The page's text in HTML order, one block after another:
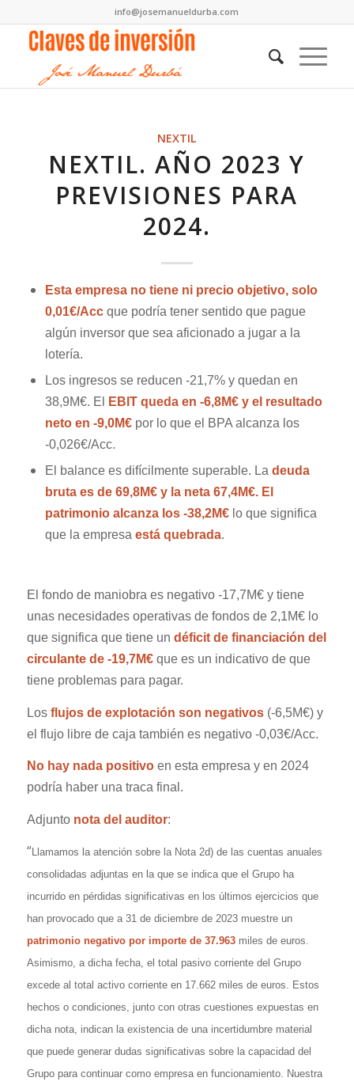
info@josemanueldurba.com
NEXTIL
NEXTIL. AÑO 2023 Y
PREVISIONES PARA
2024.
Esta empresa no tiene ni precio objetivo, solo
0,01€/Acc que podría tener sentido que pague
algún inversor que sea aficionado a jugar a la
lotería.
Los ingresos se reducen -21,7% y quedan en
38,9M€. El
EBIT queda en -6,8M€ y el resultado
neto en -9,0M€ por lo que el BPA alcanza los
-0,026€/Acc.
El balance es difícilmente superable. La deuda
bruta es de 69,8M€ y la neta 67,4M€. El
patrimonio alcanza los -38,2M€lo que significa
que la empresa está quebrada.
El fondo de maniobra es negativo -17,7M€ y tiene
unas necesidades operativas de fondos de 2,1M€ lo
que significa que tiene un déficit de financiación del
circulante de -19,7M€que es un indicativo de que
tiene problemas para pagar.
Los flujos de explotación son negativos (-6,5M€) y
el flujo libre de caja también es negativo -0,03€/Acc.
No hay nada positivoen esta empresa y en 2024
podría haber una traca final.
Adjunto nota del auditor:
“Llamamos la atención sobre la Nota 2d) de las cuentas anuales
consolidadas adjuntas en la que se indica que el Grupo ha
incurrido en pérdidas significativas en los últimos ejercicios que
han provocado que a 31 de diciembre de 2023 muestre un
patrimonio negativo por importe de 37.963 miles de euros.
Asimismo, a dicha fecha, el total pasivo corriente del Grupo
excede al total activo corriente en 17.662 miles de euros. Estos
hechos o condiciones, junto con otras cuestiones expuestas en
dicha nota, indican la existencia de una incertidumbre material
que puede generar dudas significativas sobre la capacidad del
Grupo para continuar como empresa en funcionamiento. Nuestra